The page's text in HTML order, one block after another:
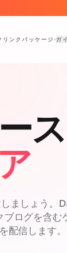
リンクパッケージ ガ
ましょう。
ログを含む
配信します。